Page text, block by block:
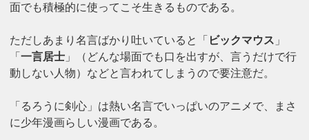
面でも積極的に使ってこそ生きるものである。
ただしあまり名言ばかり吐いていると「 ビックマウス 」
「一言居士 」（どんな場面でも口を出すが、言うだけで行
動しない人物）などと言われてしまうので要注意だ。
「るろうに剣心」は熱い名言でいっぱいのアニメで、まさ
に少年漫画らしい漫画である。